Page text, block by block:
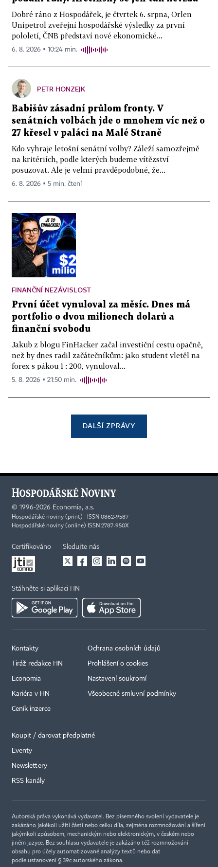
Dobré ráno z Hospodářek, je čtvrtek 6. srpna, Orlen
Unipetrol zveřejní hospodářské výsledky za první
pololetí, ČNB představí nové ekonomické...
6. 8. 2026 ▪ 10:24 min.
PETR HONZEJK
Babišův zásadní průlom fronty. V
senátních volbách jde o mnohem víc než o
27 křesel v paláci na Malé Straně
Kdo vyhraje letošní senátní volby? Záleží samozřejmě
na kritériích, podle kterých budeme vítězství
posuzovat. Ale je velmi pravděpodobné, že...
6. 8. 2026 ▪ 5 min. čtení
FINANČNÍ NEZÁVISLOST
První účet vynuloval za měsíc. Dnes má
portfolio o dvou milionech dolarů a
finanční svobodu
Jakub z blogu FinHacker začal investiční cestu opačně,
než by dnes radil začátečníkům: jako student vletěl na
forex s pákou 1 : 200, vynuloval...
5. 8. 2026 ▪ 21:50 min.
DALŠÍ ZPRÁVY
© 1996-2026 Economia, a.s.
Hospodářské noviny (print) ISSN 0862-9587
Hospodářské noviny (online) ISSN 2787-950X
Certifikováno Sledujte nás
Stáhněte si aplikaci HN
Kontakty
Tiráž redakce HN
Economia
Kariéra v HN
Ceník inzerce
Ochrana osobních údajů
Prohlášení o cookies
Nastavení soukromí
Všeobecné smluvní podmínky
Koupit / darovat předplatné
Eventy
Newslettery
RSS kanály
Autorská práva vykonává vydavatel. Bez písemného svolení vydavatele je
zakázáno jakékoli užití částí nebo celku díla, zejména rozmnožování a šíření
jakýmkoli způsobem, mechanickým nebo elektronickým, v českém nebo
jiném jazyce. Bez souhlasu vydavatele je zakázáno též rozmnožování
obsahu pro účely automatizované analýzy textů nebo dat
podle ustanovení § 39c autorského zákona.